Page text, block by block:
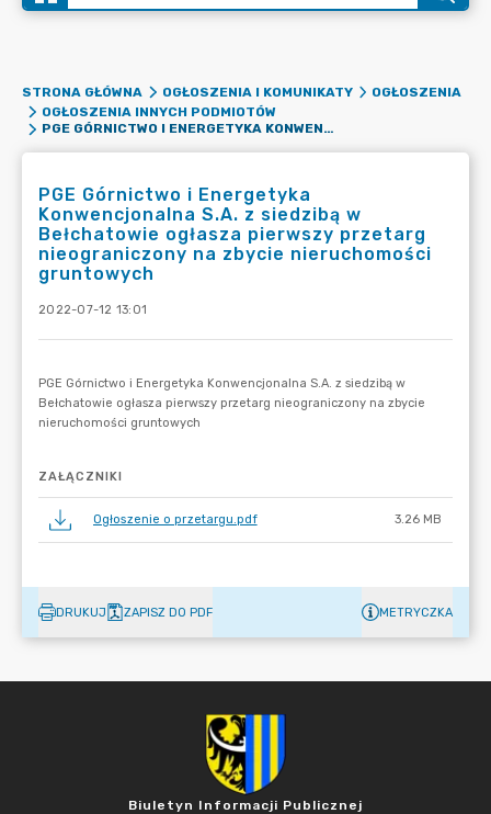
STRONA GŁÓWNA OGŁOSZENIA I KOMUNIKATY
OGŁOSZENIA
OGŁOSZENIA INNYCH PODMIOTÓW
PGE GÓRNICTWO I ENERGETYKA KONWENCJONALNA S.A. Z SIEDZIBĄ W BEŁCHATOWIE OGŁASZA PIERWSZY PRZETARG NIEOGRANICZONY NA ZBYCIE NIERUCHOMOŚCI GRUNTOWYCH
PGE Górnictwo i Energetyka
Konwencjonalna S.A. z siedzibą w
Bełchatowie ogłasza pierwszy przetarg
nieograniczony na zbycie nieruchomości
gruntowych
2022-07-12 13:01
ZAŁĄCZNIKI
Ogłoszenie o przetargu.pdf 3.26 MB
DRUKUJ ZAPISZ DO PDF METRYCZKA
Biuletyn Informacji Publicznej